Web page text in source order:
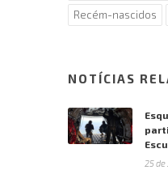
Recém-nascidos
NOTÍCIAS
25 de